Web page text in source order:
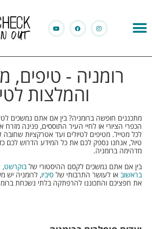
רומניה - טיפים,
והמלצות
מתכננים חופשה ברומניה? בין אם אתם נמשכים
הכפרי הציורי או לחיי העיר התוססים, פנינה מזרח
לכל מטייל. מטיפים לטיולים ועד אטרקציות שחובה
טיול, אנחנו נספק לכם את כל המידע הדרוש לכם
מדהימה ברומניה.
בין אם אתם נמשכים לקסם ההיסטורי שלבוקרשט,
בראשוב או לעושר התרבותי של סיביו, לרומניה יש
את חפציכם והתכוננו להרפתקה בלתי נשכחת